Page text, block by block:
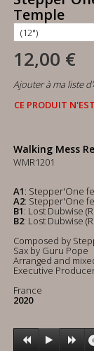
Temple
12,00 €
Ajouter à ma liste
CE PRODUIT
Walking Mess
WMR1201
A1: Stepper'One
A2: Stepper'One
B1: Lost Dubwise
B2: Lost Dubwise
Composed by
Sax by Guru Pope
Arranged and
Executive
France
2020